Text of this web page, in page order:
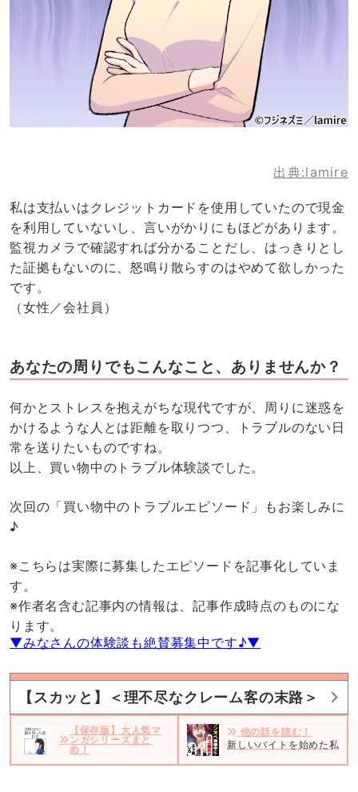
出典:lamire
私は支払いはクレジットカードを使用していたので現金
を利用していないし、言いがかりにもほどがあります。
監視カメラで確認すれば分かることだし、はっきりとし
た証拠もないのに、怒鳴り散らすのはやめて欲しかった
です。
（女性／会社員）
あなたの周りでもこんなこと、ありませんか？
何かとストレスを抱えがちな現代ですが、周りに迷惑を
かけるような人とは距離を取りつつ、トラブルのない日
常を送りたいものですね。
以上、買い物中のトラブル体験談でした。
次回の「買い物中のトラブルエピソード」もお楽しみに
♪
※こちらは実際に募集したエピソードを記事化していま
す。
※作者名含む記事内の情報は、記事作成時点のものにな
ります。
▼みなさんの体験談も絶賛募集中です♪▼
【スカッと】＜理不尽なクレーム客の末路＞
【保存版】大人気マ
ンガシリーズまと
め！
他の話を読む！
新しいバイトを始めた私。